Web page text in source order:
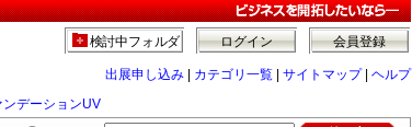
会員登録
ログイン
検討中フォルダ
出展申し込み カテゴリ一覧 サイトマップ| ヘルプ
デーションUV